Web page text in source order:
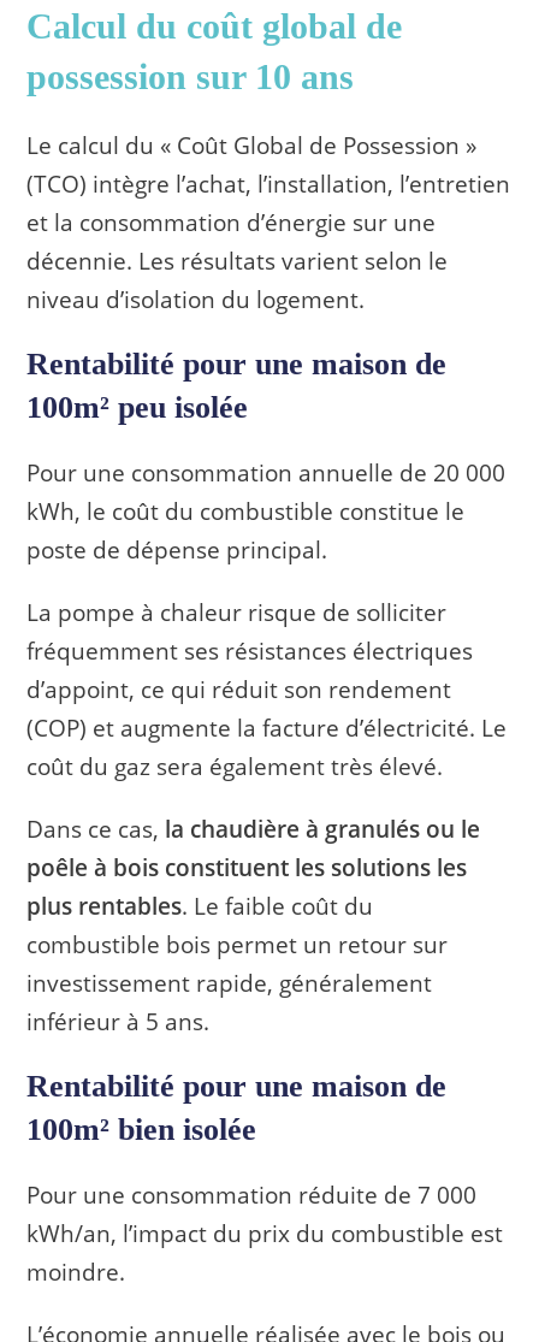
Calcul du coût global de
possession sur 10 ans
Le calcul du « Coût Global de Possession »
(TCO) intègre l’achat, l’installation, l’entretien
et la consommation d’énergie sur une
décennie. Les résultats varient selon le
niveau d’isolation du logement.
Rentabilité pour une maison de
100m² peu isolée
Pour une consommation annuelle de 20 000
kWh, le coût du combustible constitue le
poste de dépense principal.
La pompe à chaleur risque de solliciter
fréquemment ses résistances électriques
d’appoint, ce qui réduit son rendement
(COP) et augmente la facture d’électricité. Le
coût du gaz sera également très élevé.
Dans ce cas, la chaudière à granulés ou le
poêle à bois constituent les solutions les
plus rentables. Le faible coût du
combustible bois permet un retour sur
investissement rapide, généralement
inférieur à 5 ans.
Rentabilité pour une maison de
100m² bien isolée
Pour une consommation réduite de 7 000
kWh/an, l’impact du prix du combustible est
moindre.
L’économie annuelle réalisée avec le bois ou